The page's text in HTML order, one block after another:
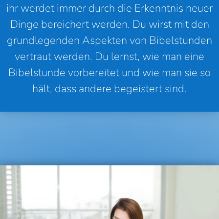
ihr werdet immer durch die Erkenntnis neuer
Dinge bereichert werden. Du wirst mit den
grundlegenden Aspekten von Bibelstunden
vertraut werden. Du lernst, wie man eine
Bibelstunde vorbereitet und wie man sie so
hält, dass andere begeistert sind.